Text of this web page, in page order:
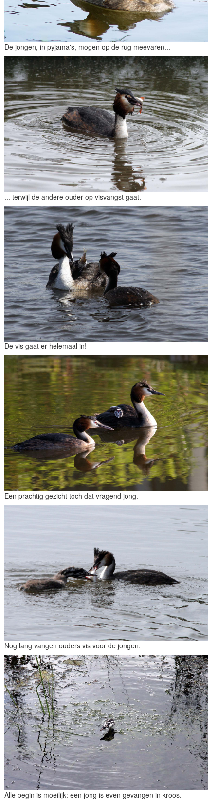
De jongen, in pyjama's, mogen op de rug meevaren...
... terwijl de andere ouder op visvangst gaat.
De vis gaat er helemaal in!
Een prachtig gezicht toch dat vragend jong.
Nog lang vangen ouders vis voor de jongen.
Alle begin is moeilijk: een jong is even gevangen in kroos.